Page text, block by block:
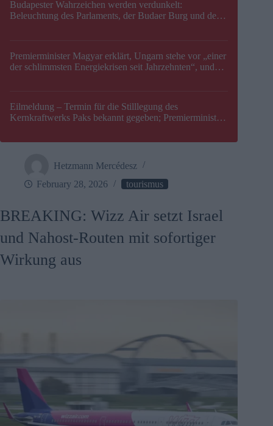
Budapester Wahrzeichen werden verdunkelt:
Beleuchtung des Parlaments, der Budaer Burg und der
Premierminister Magyar erklärt, Ungarn stehe vor „einer
der schlimmsten Energiekrisen seit Jahrzehnten“, und
Eilmeldung – Termin für die Stilllegung des
Kernkraftwerks Paks bekannt gegeben; Premierminister
Hetzmann Mercédesz
February 28, 2026
tourismus
BREAKING: Wizz Air setzt Israel
und Nahost-Routen mit sofortiger
Wirkung aus